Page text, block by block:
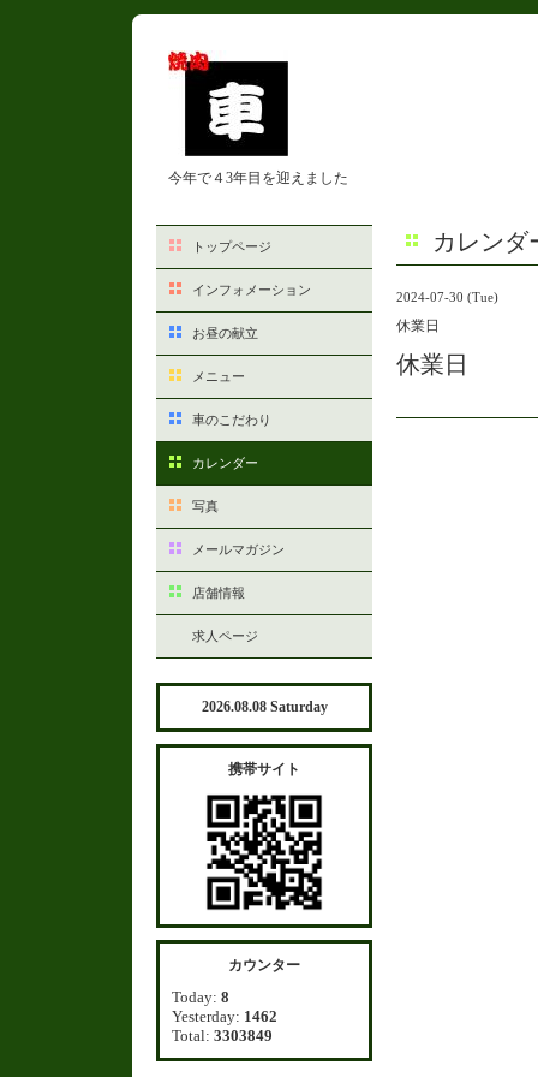
今年で４3年目を迎えました
カレンダ
2024-07-30 (Tue)
休業日
休業日
トップページ
インフォメーション
お昼の献立
メニュー
車のこだわり
カレンダー
写真
メールマガジン
店舗情報
求人ページ
2026.08.08 Saturday
携帯サイト
カウンター
Today: 8
Yesterday: 1462
Total: 3303849